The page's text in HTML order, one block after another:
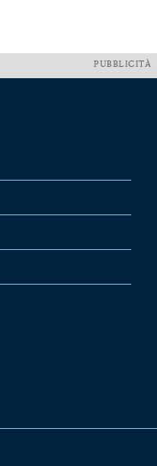
PUBBLICITÀ